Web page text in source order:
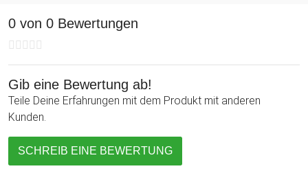
0 von 0 Bewertungen
Gib eine Bewertung ab!
Teile Deine Erfahrungen mit dem Produkt mit anderen
Kunden.
SCHREIB EINE BEWERTUNG